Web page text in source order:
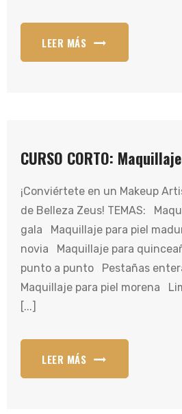
LEER MÁS
CURSO CORTO:
¡Conviértete en un Makeup
de Belleza Zeus! TEMAS:
gala Maquillaje para piel
novia Maquillaje para
punto a punto Pestañas
Maquillaje para piel morena
[...]
LEER MÁS